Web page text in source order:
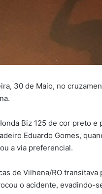
30 de Maio, no
Biz 125 de cor preto e
Eduardo Gomes,
a via preferencial.
de Vilhena/RO transitava
o acidente, evadindo-